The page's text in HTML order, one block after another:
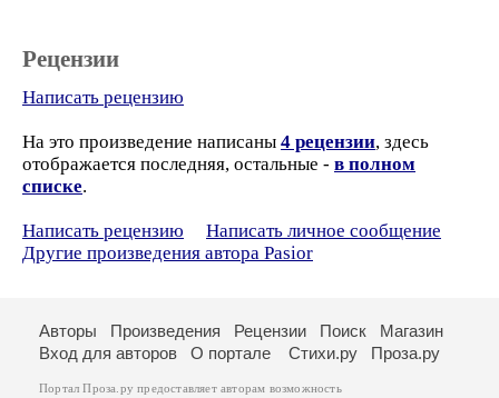
Рецензии
Написать рецензию
На это произведение написаны 4 рецензии, здесь
отображается последняя, остальные - в полном
списке.
Написать рецензию
Написать личное сообщение
Другие произведения автора Pasior
Авторы Произведения Рецензии Поиск
Магазин
Вход для авторов
О портале Стихи.ру Проза.ру
Портал Проза.ру предоставляет авторам возможность